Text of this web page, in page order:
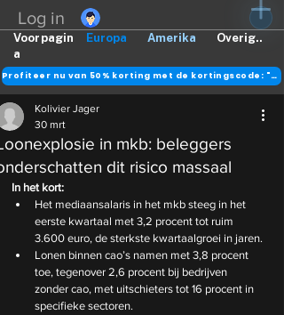
Log in
Europa Amerika Overig..
Voorpagin
a
Profiteer nu van 50% korting met de kortingscode: "DANK"
in mkb: beleggers
dit risico massaal
Kolivier Jager
30 mrt
In het kort:
Het mediaansalaris in het mkb steeg in het
eerste kwartaal met 3,2 procent tot ruim
3.600 euro, de sterkste kwartaalgroei in jaren.
Lonen binnen cao’s namen met 3,8 procent
toe, tegenover 2,6 procent bij bedrijven
zonder cao, met uitschieters tot 16 procent in
specifieke sectoren.